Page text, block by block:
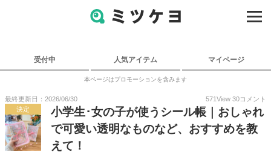
受付中 人気アイテム マイページ
本ページはプロモーションを含みます
最終更新日：2026/06/30 571View 30コメント
決定
小学生･女の子が使うシール帳｜おしゃれ
で可愛い透明なものなど、おすすめを教
えて！